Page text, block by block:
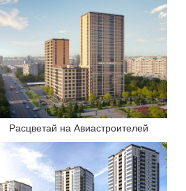
Расцветай на Авиастроителей